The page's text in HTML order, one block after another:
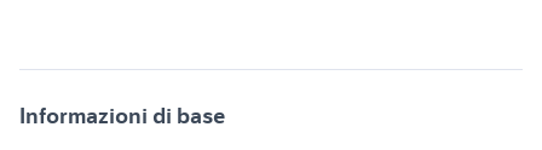
Informazioni di base